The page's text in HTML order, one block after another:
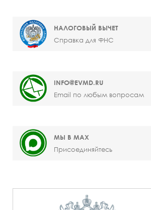
НАЛОГОВЫЙ ВЫЧЕТ
Справка для ФНС
INFO@EVMD.RU
Email по любым вопросам
МЫ В MAX
Присоединяйтесь